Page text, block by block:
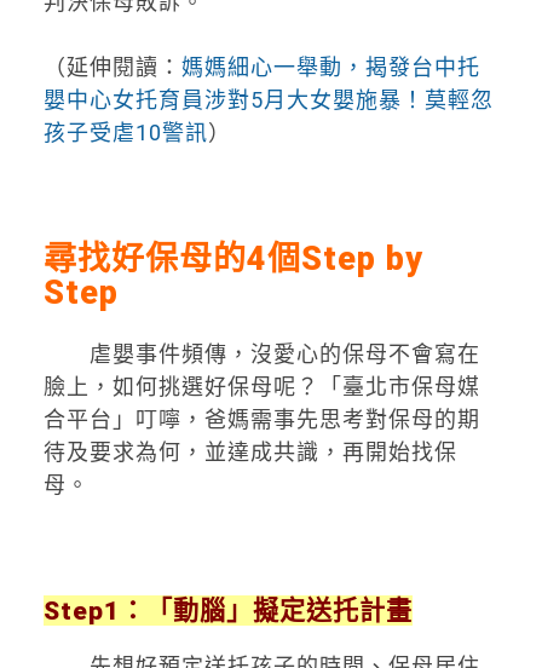
（延伸閱讀： 媽媽細心一舉動，揭發台中托
嬰中心女托育員涉對5月大女嬰施暴！莫輕忽
孩子受虐10警訊）
尋找好保母的4個Step by
Step
虐嬰事件頻傳，沒愛心的保母不會寫在
臉上，如何挑選好保母呢？「臺北市保母媒
合平台」叮嚀，爸媽需事先思考對保母的期
待及要求為何，並達成共識，再開始找保
母。
Step1：「動腦」擬定送托計畫